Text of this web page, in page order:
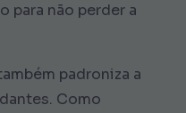
para não perder a
padroniza a
Como